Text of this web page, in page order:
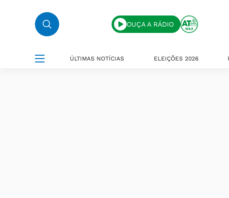
OUÇA A RÁDIO
ÚLTIMAS NOTÍCIAS ELEIÇÕES 2026